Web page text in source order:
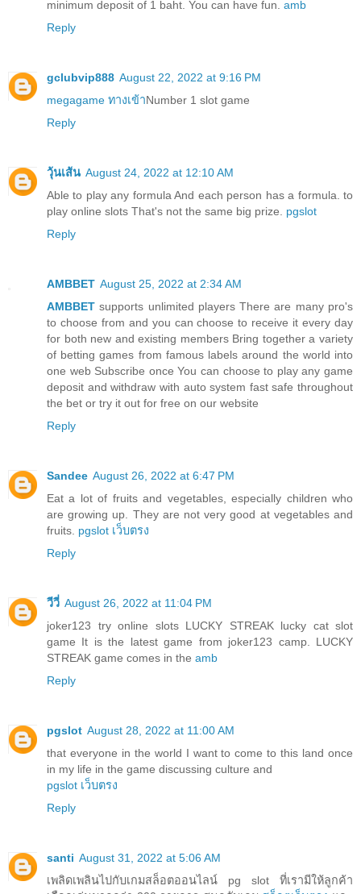
minimum deposit of 1 baht. You can have fun. amb
Reply
gclubvip888 August 22, 2022 at 9:16 PM
megagame ทางเข้าNumber 1 slot game
Reply
วุ้นเส้น August 24, 2022 at 12:10 AM
Able to play any formula And each person has a formula. to
play online slots That's not the same big prize. pgslot
Reply
AMBBET August 25, 2022 at 2:34 AM
AMBBET supports unlimited players There are many pro's
to choose from and you can choose to receive it every day
for both new and existing members Bring together a variety
of betting games from famous labels around the world into
one web Subscribe once You can choose to play any game
deposit and withdraw with auto system fast safe throughout
the bet or try it out for free on our website
Reply
Sandee August 26, 2022 at 6:47 PM
Eat a lot of fruits and vegetables, especially children who
are growing up. They are not very good at vegetables and
fruits. pgslot เว็บตรง
Reply
วีวี่ August 26, 2022 at 11:04 PM
joker123 try online slots LUCKY STREAK lucky cat slot
game It is the latest game from joker123 camp. LUCKY
STREAK game comes in the amb
Reply
pgslot August 28, 2022 at 11:00 AM
that everyone in the world I want to come to this land once
in my life in the game discussing culture and
pgslot เว็บตรง
Reply
santi August 31, 2022 at 5:06 AM
เพลิดเพลินไปกับเกมสล็อตออนไลน์ pg slot ที่เรามีให้ลูกค้า